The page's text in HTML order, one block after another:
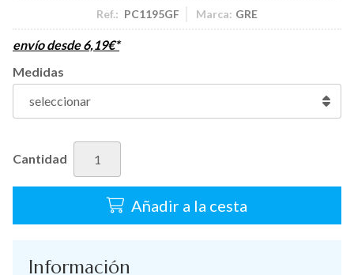
Ref.: PC1195GF Marca: GRE
envío desde6,19€*
Medidas
Cantidad
Añadir a la cesta
Información